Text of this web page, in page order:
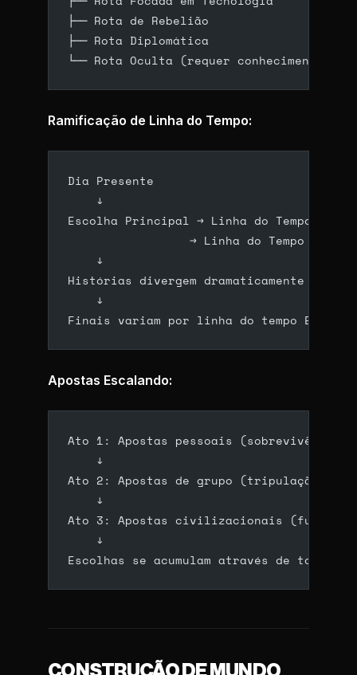
├── Rota de Rebelião
├── Rota Diplomática
└── Rota Oculta (requer conhecimento)
Ramificação de Linha do Tempo:
Dia Presente
    ↓
Escolha Principal → Linha do Tempo A
→ Linha do Tempo B
    ↓
Histórias divergem dramaticamente
    ↓
Finais variam por linha do tempo E
Apostas Escalando:
Ato 1: Apostas pessoais (sobrevivência,
    ↓
Ato 2: Apostas de grupo (tripulação,
    ↓
Ato 3: Apostas civilizacionais (futuro da
    ↓
Escolhas se acumulam através de todos
CONSTRUÇÃO DE MUNDO